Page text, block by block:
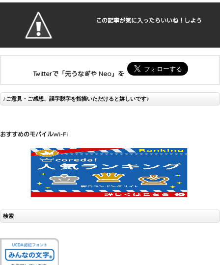
この記事が気に入ったらいいね！しよう
Twitterで「元うなぎや Neo」を
♪ご意見・ご感想、誤字脱字を指摘いただけると嬉しいです♪
おすすめのモバイルWi-Fi
検索